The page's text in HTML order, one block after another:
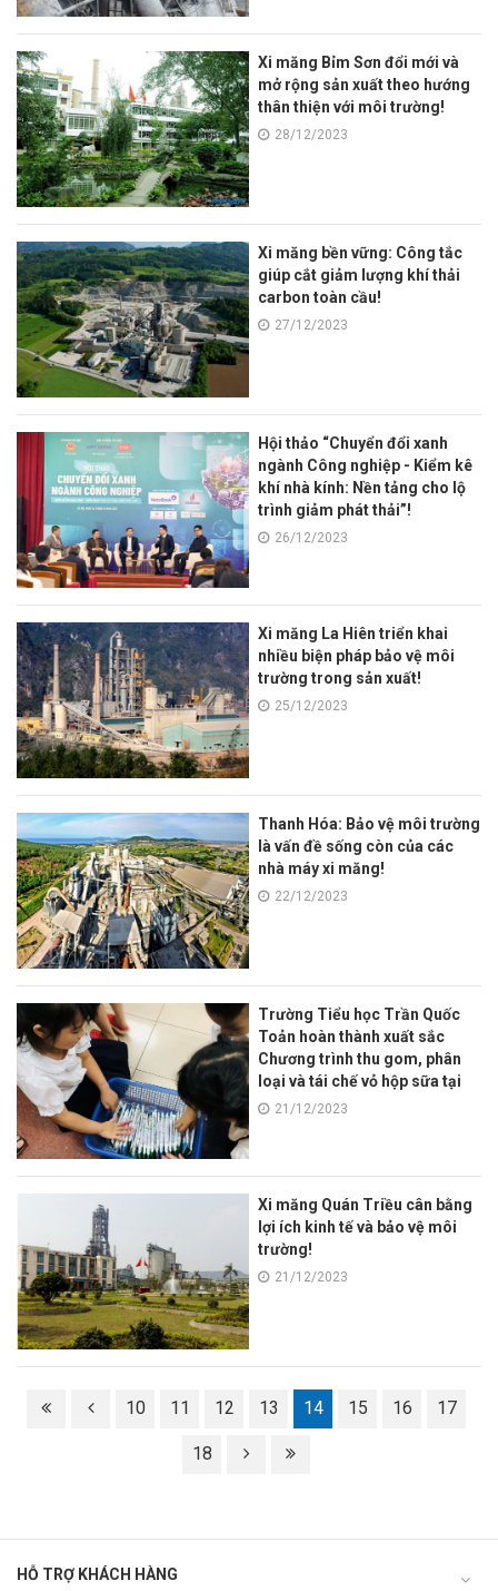
Xi măng Bỉm Sơn đổi mới và
mở rộng sản xuất theo hướng
thân thiện với môi trường!
28/12/2023
Xi măng bền vững: Công tắc
giúp cắt giảm lượng khí thải
carbon toàn cầu!
27/12/2023
Hội thảo “Chuyển đổi xanh
ngành Công nghiệp - Kiểm kê
khí nhà kính: Nền tảng cho lộ
trình giảm phát thải”!
26/12/2023
Xi măng La Hiên triển khai
nhiều biện pháp bảo vệ môi
trường trong sản xuất!
25/12/2023
Thanh Hóa: Bảo vệ môi trường
là vấn đề sống còn của các
nhà máy xi măng!
22/12/2023
Trường Tiểu học Trần Quốc
Toản hoàn thành xuất sắc
Chương trình thu gom, phân
loại và tái chế vỏ hộp sữa tại
trường học!
21/12/2023
Xi măng Quán Triều cân bằng
lợi ích kinh tế và bảo vệ môi
trường!
21/12/2023
10 11 12 13 14 15 16 17
18
HỖ TRỢ KHÁCH HÀNG